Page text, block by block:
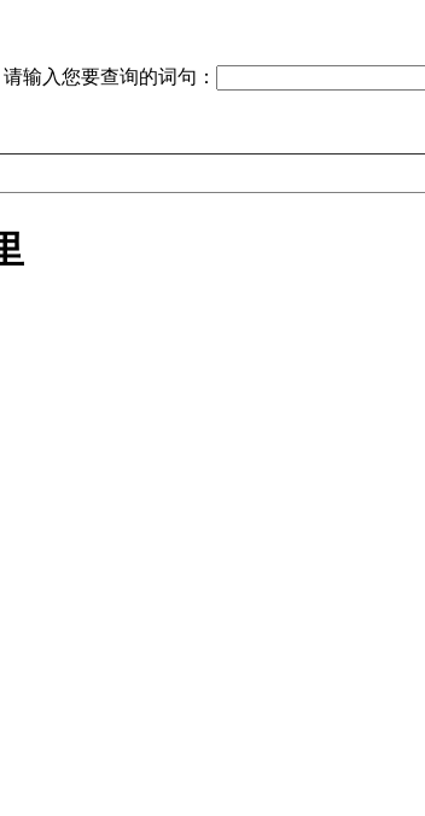
请输入您要查询的词句：